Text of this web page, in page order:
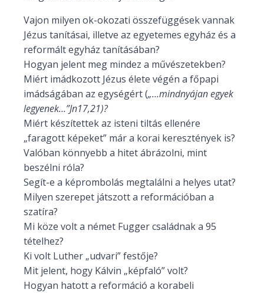
Vajon milyen ok-okozati összefüggések vannak
Jézus tanításai, illetve az egyetemes egyház és a
reformált egyház tanításában?
Hogyan jelent meg mindez a művészetekben?
Miért imádkozott Jézus élete végén a főpapi
imádságában az egységért („…mindnyájan egyek
legyenek…”Jn17,21)?
Miért készítettek az isteni tiltás ellenére
„faragott képeket” már a korai keresztények is?
Valóban könnyebb a hitet ábrázolni, mint
beszélni róla?
Segít-e a képrombolás megtalálni a helyes utat?
Milyen szerepet játszott a reformációban a
szatíra?
Mi köze volt a német Fugger családnak a 95
tételhez?
Ki volt Luther „udvari” festője?
Mit jelent, hogy Kálvin „képfaló” volt?
Hogyan hatott a reformáció a korabeli